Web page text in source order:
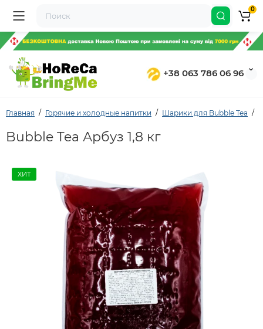
+38 063 786 06 96
0
Главная Горячие и холодные напитки Шарики для Bubble Tea
Bubble Tea Арбуз 1,8 кг
ХИТ